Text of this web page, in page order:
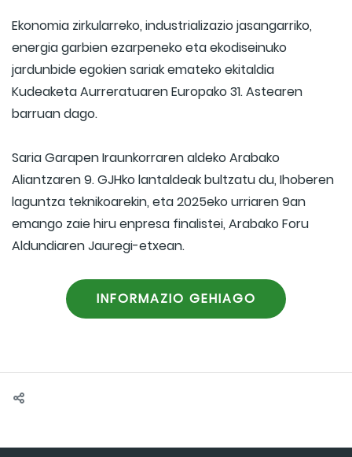
Ekonomia zirkularreko, industrializazio jasangarriko,
energia garbien ezarpeneko eta ekodiseinuko
jardunbide egokien sariak emateko ekitaldia
Kudeaketa Aurreratuaren Europako 31. Astearen
barruan dago.
Saria Garapen Iraunkorraren aldeko Arabako
Aliantzaren 9. GJHko lantaldeak bultzatu du, Ihoberen
laguntza teknikoarekin, eta 2025eko urriaren 9an
emango zaie hiru enpresa finalistei, Arabako Foru
Aldundiaren Jauregi-etxean.
INFORMAZIO GEHIAGO